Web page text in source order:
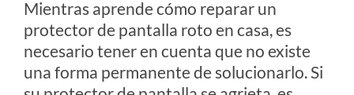
Mientras aprende cómo reparar un
protector de pantalla roto en casa, es
necesario tener en cuenta que no existe
una forma permanente de solucionarlo. Si